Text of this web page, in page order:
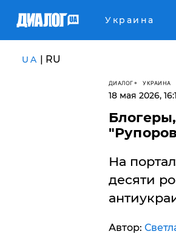
Украина
UA | RU
ДИАЛОГ УКРАИНА
18 мая 2026,
На
десяти
Автор: